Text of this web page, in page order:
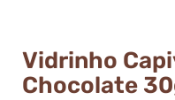
Vidrinho
Chocolate